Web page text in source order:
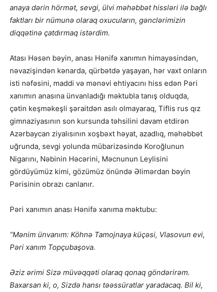
anaya dərin hörmət, sevgi, ülvi məhəbbət hissləri ilə bağlı
faktları bir nümunə olaraq oxucuların, gənclərimizin
diqqətinə çatdırmaq istərdim.
Atası Həsən bəyin, anası Hənifə xanımın himayəsindən,
nəvazişindən kənarda, qürbətdə yaşayan, hər vaxt onların
isti nəfəsini, maddi və mənəvi ehtiyacını hiss edən Pəri
xanımın anasına ünvanladığı məktubla tanış olduqda,
çətin keşməkeşli şəraitdən asılı olmayaraq, Tiflis rus qız
gimnaziyasının son kursunda təhsilini davam etdirən
Azərbaycan ziyalısının xoşbəxt həyat, azadlıq, məhəbbət
uğrunda, sevgi yolunda mübarizəsində Koroğlunun
Nigarını, Nəbinin Həcərini, Məcnunun Leylisini
gördüyümüz kimi, gözümüz önündə Əlimərdan bəyin
Pərisinin obrazı canlanır.
Pəri xanımın anası Hənifə xanıma məktubu:
“Mənim ünvanım: Köhnə Tamojnaya küçəsi, Vlasovun evi,
Pəri xanım Topçubaşova.
Əziz ərimi Sizə müvəqqəti olaraq qonaq göndərirəm.
Baxarsan ki, o, Sizdə hansı təəssüratlar yaradacaq. Bil ki,